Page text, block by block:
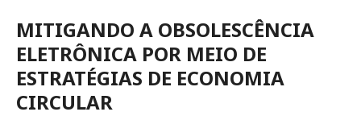
MITIGANDO A OBSOLESCÊNCIA
ELETRÔNICA POR MEIO DE
ESTRATÉGIAS DE ECONOMIA
CIRCULAR